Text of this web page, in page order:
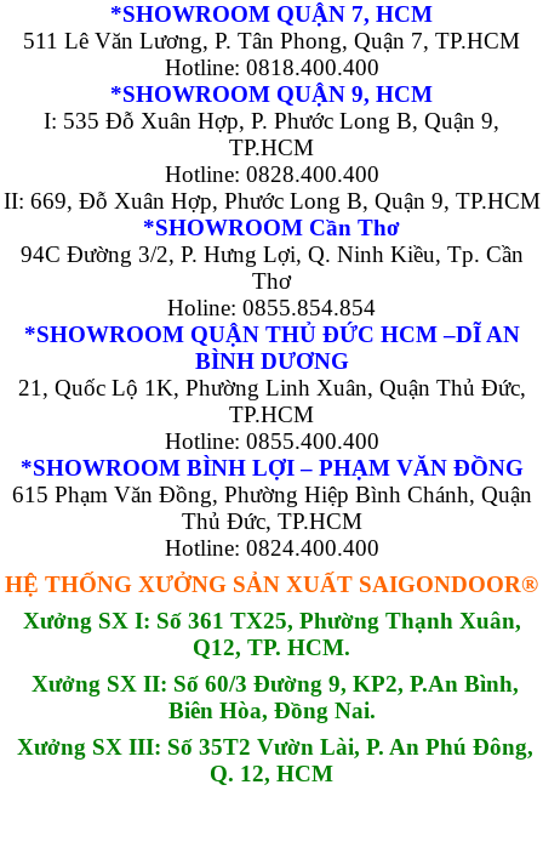
*SHOWROOM QUẬN 7, HCM
511 Lê Văn Lương, P. Tân Phong, Quận 7, TP.HCM
Hotline: 0818.400.400
*SHOWROOM QUẬN 9, HCM
I: 535 Đỗ Xuân Hợp, P. Phước Long B, Quận 9,
TP.HCM
Hotline: 0828.400.400
II: 669, Đỗ Xuân Hợp, Phước Long B, Quận 9, TP.HCM
*SHOWROOM Cần Thơ
94C Đường 3/2, P. Hưng Lợi, Q. Ninh Kiều, Tp. Cần
Thơ
Holine: 0855.854.854
*SHOWROOM QUẬN THỦ ĐỨC HCM –DĨ AN
BÌNH DƯƠNG
21, Quốc Lộ 1K, Phường Linh Xuân, Quận Thủ Đức,
TP.HCM
Hotline: 0855.400.400
*SHOWROOM BÌNH LỢI – PHẠM VĂN ĐỒNG
615 Phạm Văn Đồng, Phường Hiệp Bình Chánh, Quận
Thủ Đức, TP.HCM
Hotline: 0824.400.400
HỆ THỐNG XƯỞNG SẢN XUẤT SAIGONDOOR®
Xưởng SX I: Số 361 TX25, Phường Thạnh Xuân,
Q12, TP. HCM.
Xưởng SX II: Số 60/3 Đường 9, KP2, P.An Bình,
Biên Hòa, Đồng Nai.
Xưởng SX III: Số 35T2 Vườn Lài, P. An Phú Đông,
Q. 12, HCM